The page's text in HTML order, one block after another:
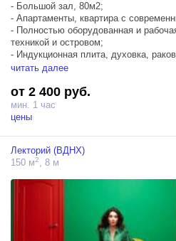
- Большой зал, 80м2;
- Апартаменты, квартира с
- Полностью оборудованная и
техникой и островом;
- Индукционная плита, духовка,
посудомоечная машина;
- Спальня с кроватью;
- 8 окон;
- Два окна в коридор студии;
- Блэкаут
читать далее
от 2 400 руб.
мин. 1 час
цены
Лекторий (ВДНХ)
150 м2, 8 м